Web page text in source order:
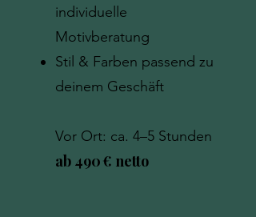
individuelle
Motivberatung
Stil & Farben passend zu
deinem Geschäft
Vor Ort: ca. 4–5 Stunden
ab 490 € netto